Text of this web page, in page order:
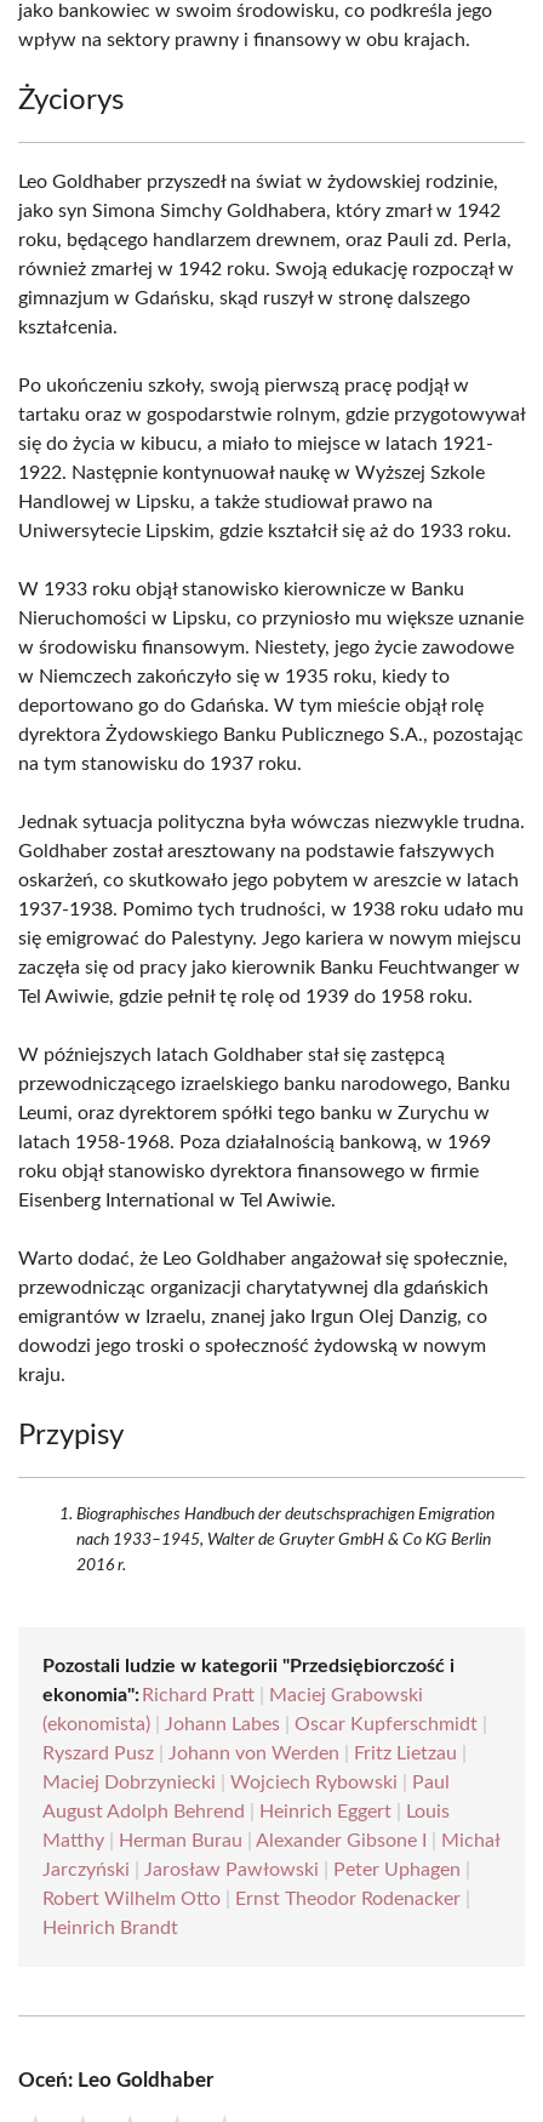
jako bankowiec w swoim środowisku, co podkreśla jego
wpływ na sektory prawny i finansowy w obu krajach.
Życiorys
Leo Goldhaber przyszedł na świat w żydowskiej rodzinie,
jako syn Simona Simchy Goldhabera, który zmarł w 1942
roku, będącego handlarzem drewnem, oraz Pauli zd. Perla,
również zmarłej w 1942 roku. Swoją edukację rozpoczął w
gimnazjum w Gdańsku, skąd ruszył w stronę dalszego
kształcenia.
Po ukończeniu szkoły, swoją pierwszą pracę podjął w
tartaku oraz w gospodarstwie rolnym, gdzie przygotowywał
się do życia w kibucu, a miało to miejsce w latach 1921-
1922. Następnie kontynuował naukę w Wyższej Szkole
Handlowej w Lipsku, a także studiował prawo na
Uniwersytecie Lipskim, gdzie kształcił się aż do 1933 roku.
W 1933 roku objął stanowisko kierownicze w Banku
Nieruchomości w Lipsku, co przyniosło mu większe uznanie
w środowisku finansowym. Niestety, jego życie zawodowe
w Niemczech zakończyło się w 1935 roku, kiedy to
deportowano go do Gdańska. W tym mieście objął rolę
dyrektora Żydowskiego Banku Publicznego S.A., pozostając
na tym stanowisku do 1937 roku.
Jednak sytuacja polityczna była wówczas niezwykle trudna.
Goldhaber został aresztowany na podstawie fałszywych
oskarżeń, co skutkowało jego pobytem w areszcie w latach
1937-1938. Pomimo tych trudności, w 1938 roku udało mu
się emigrować do Palestyny. Jego kariera w nowym miejscu
zaczęła się od pracy jako kierownik Banku Feuchtwanger w
Tel Awiwie, gdzie pełnił tę rolę od 1939 do 1958 roku.
W późniejszych latach Goldhaber stał się zastępcą
przewodniczącego izraelskiego banku narodowego, Banku
Leumi, oraz dyrektorem spółki tego banku w Zurychu w
latach 1958-1968. Poza działalnością bankową, w 1969
roku objął stanowisko dyrektora finansowego w firmie
Eisenberg International w Tel Awiwie.
Warto dodać, że Leo Goldhaber angażował się społecznie,
przewodnicząc organizacji charytatywnej dla gdańskich
emigrantów w Izraelu, znanej jako Irgun Olej Danzig, co
dowodzi jego troski o społeczność żydowską w nowym
kraju.
Przypisy
Biographisches Handbuch der deutschsprachigen Emigration
nach 1933–1945, Walter de Gruyter GmbH & Co KG Berlin
2016 r.
Pozostali ludzie w kategorii "Przedsiębiorczość i
ekonomia": Richard Pratt
Maciej Grabowski
(ekonomista)
Johann Labes Oscar Kupferschmidt
Ryszard Pusz
Johann von Werden Fritz Lietzau
Maciej Dobrzyniecki
Wojciech Rybowski
Paul
August Adolph Behrend
Heinrich Eggert
Louis
Matthy
Herman Burau Alexander Gibsone I
Michał
Jarczyński
Jarosław Pawłowski Peter Uphagen
Robert Wilhelm Otto
Ernst Theodor Rodenacker
Heinrich Brandt
Oceń: Leo Goldhaber